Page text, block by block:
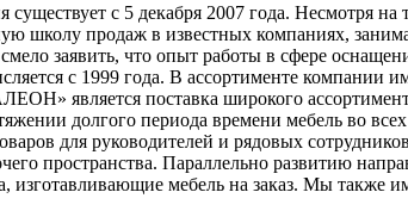
с 5 декабря 2007 года. Несмотря
школу продаж в известных компаниях,
заявить, что опыт работы в сфере
с 1999 года. В ассортименте компании
является поставка широкого
долгого периода времени мебель во
для руководителей и рядовых
пространства. Параллельно развитию
мебель на заказ. Мы также